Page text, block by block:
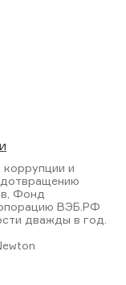
и
Фонд
ВЭБ.РФ
дважды в год.